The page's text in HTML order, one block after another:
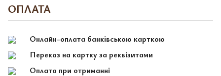
ОПЛАТА
Онлайн-оплата банківською карткою
Переказ на картку за реквізитами
Оплата при отриманні